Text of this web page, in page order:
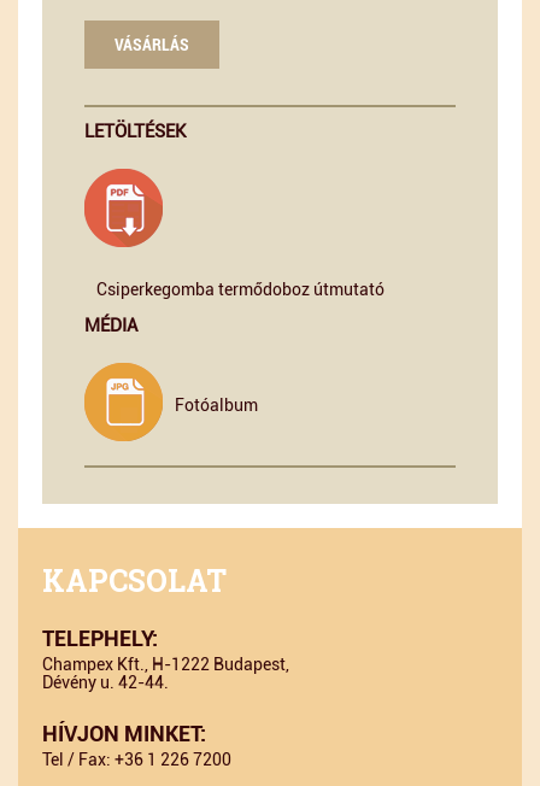
VÁSÁRLÁS
LETÖLTÉSEK
Csiperkegomba termődoboz útmutató
MÉDIA
Fotóalbum
KAPCSOLAT
TELEPHELY:
Champex Kft., H-1222 Budapest,
Dévény u. 42-44.
HÍVJON MINKET:
Tel / Fax: +36 1 226 7200